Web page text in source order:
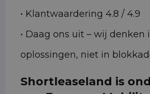
• Klantwaardering 4.8 / 4.9
• Daag ons uit – wij denken
oplossingen, niet in
Shortleaseland is